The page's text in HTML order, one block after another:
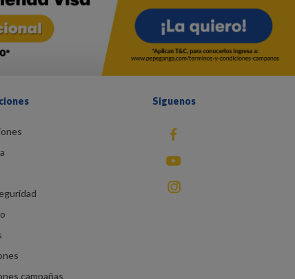
campañas
Siguenos
fb
You Tube
instagram